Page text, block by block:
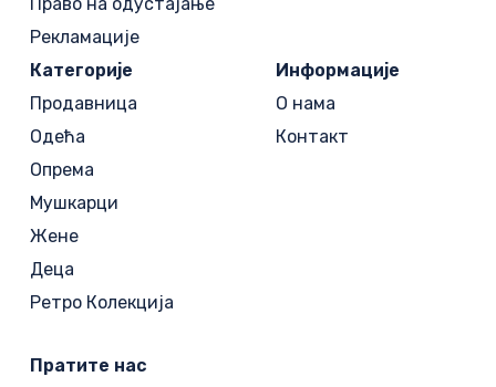
Рекламације
Категорије
Продавница
Одећа
Опрема
Мушкарци
Жене
Деца
Ретро Колекција
Информације
О нама
Контакт
Пратите нас